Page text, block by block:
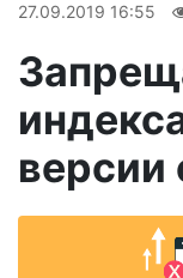
27.09.2019 16:55
версии